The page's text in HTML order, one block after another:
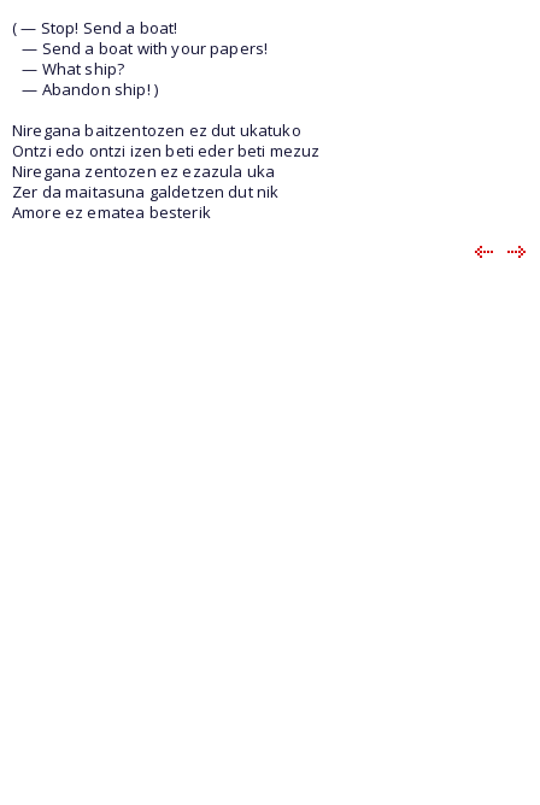
( — Stop! Send a boat!
— Send a boat with your papers!
— What ship?
— Abandon ship! )
Niregana baitzentozen ez dut ukatuko
Ontzi edo ontzi izen beti eder beti mezuz
Niregana zentozen ez ezazula uka
Zer da maitasuna galdetzen dut nik
Amore ez ematea besterik